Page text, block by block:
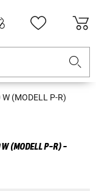
(MODELL P-R)
W (MODELL P-R) -